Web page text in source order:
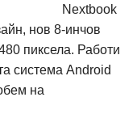
Nextbook
нов 8-инчов
пиксела. Работи
система Android
на